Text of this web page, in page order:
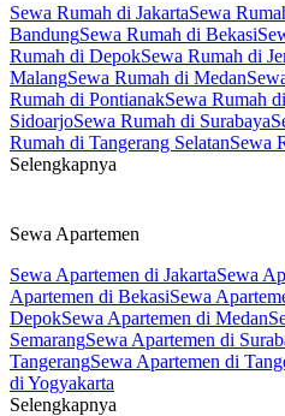
Sewa Rumah di JakartaSewa
BandungSewa Rumah di Bekasi
Rumah di DepokSewa Rumah di
MalangSewa Rumah di Medan
Rumah di PontianakSewa Rumah
SidoarjoSewa Rumah di Surabaya
Rumah di Tangerang SelatanSewa
Selengkapnya
Sewa Apartemen
Sewa Apartemen di JakartaSewa
Apartemen di BekasiSewa
DepokSewa Apartemen di Medan
SemarangSewa Apartemen di
TangerangSewa Apartemen di
di Yogyakarta
Selengkapnya